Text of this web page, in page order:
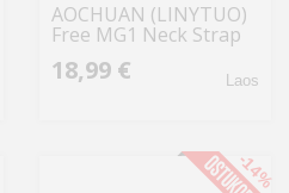
AOCHUAN (LINYTUO)
Free MG1 Neck Strap
18,99 € Laos
-14%